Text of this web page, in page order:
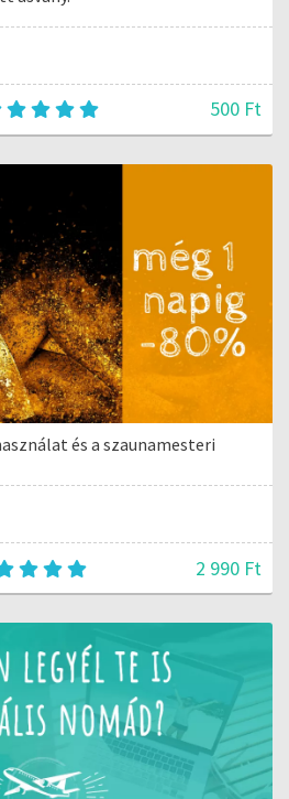
500 Ft
és a szaunamesteri
2 990 Ft